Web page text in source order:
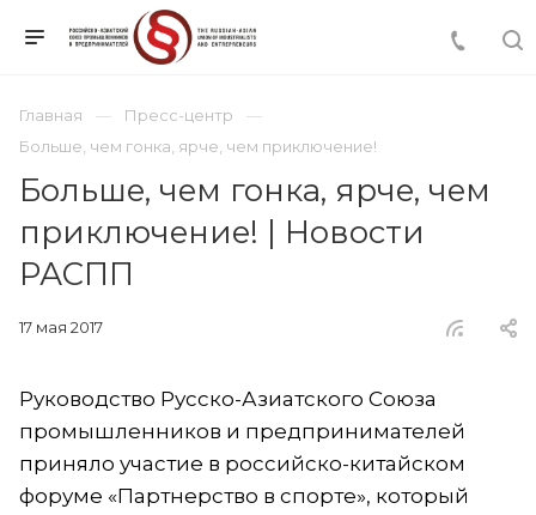
Главная
Пресс-центр
Больше, чем гонка, ярче, чем приключение!
Больше, чем гонка, ярче, чем
приключение! | Новости
РАСПП
17 мая 2017
Руководство Русско-Азиатского Союза
промышленников и предпринимателей
приняло участие в российско-китайском
форуме «Партнерство в спорте», который